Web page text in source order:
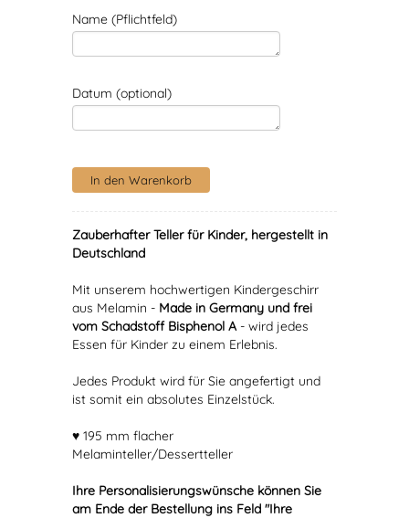
Name (Pflichtfeld)
Datum (optional)
Zauberhafter Teller für Kinder, hergestellt in
Deutschland
Mit unserem hochwertigen Kindergeschirr
aus Melamin - Made in Germany und frei
vom Schadstoff Bisphenol A- wird jedes
Essen für Kinder zu einem Erlebnis.
Jedes Produkt wird für Sie angefertigt und
ist somit ein absolutes Einzelstück.
♥ 195 mm flacher
Melaminteller/Dessertteller
Ihre Personalisierungswünsche können Sie
am Ende der Bestellung ins Feld "Ihre